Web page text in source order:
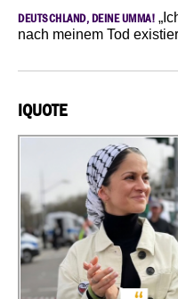
DEUTSCHLAND, DEINE UMMA!
nach meinem Tod
IQUOTE